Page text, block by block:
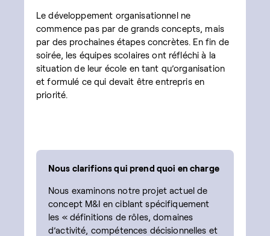
Le développement organisationnel ne
commence pas par de grands concepts, mais
par des prochaines étapes concrètes. En fin de
soirée, les équipes scolaires ont réfléchi à la
situation de leur école en tant qu’organisation
et formulé ce qui devait être entrepris en
priorité.
Nous clarifions qui prend quoi en charge
Nous examinons notre projet actuel de
concept M&I en ciblant spécifiquement
les « définitions de rôles, domaines
d’activité, compétences décisionnelles et